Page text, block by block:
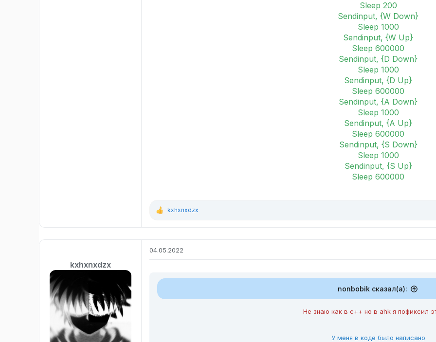
Sleep 200
Sendinput, {W Down}
Sleep 1000
Sendinput, {W Up}
Sleep 600000
Sendinput, {D Down}
Sleep 1000
Sendinput, {D Up}
Sleep 600000
Sendinput, {A Down}
Sleep 1000
Sendinput, {A Up}
Sleep 600000
Sendinput, {S Down}
Sleep 1000
Sendinput, {S Up}
Sleep 600000
Р
и
kxhxnxdzx
kxhxnxdzx
04.05.2022
nonbobik сказал(а):
Не знаю как в с++ но в ahk я пофиксил
У меня в коде было написано